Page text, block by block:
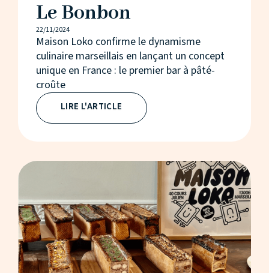
Le Bonbon
22/11/2024
Maison Loko confirme le dynamisme
culinaire marseillais en lançant un concept
unique en France : le premier bar à pâté-
croûte
LIRE L'ARTICLE